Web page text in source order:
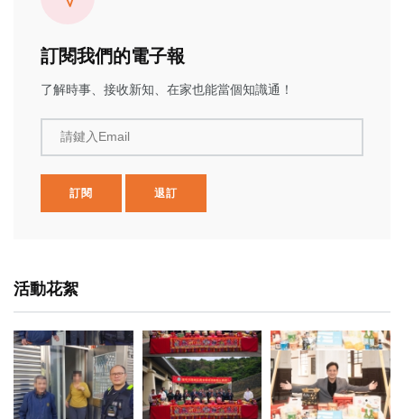
訂閱我們的電子報
了解時事、接收新知、在家也能當個知識通！
請鍵入Email
訂閱 退訂
活動花絮